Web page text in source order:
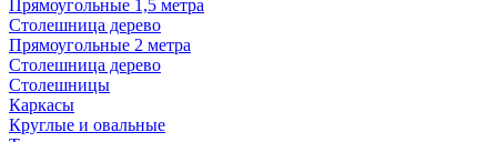
Прямоугольные 1,5 метра
Столешница дерево
Прямоугольные 2 метра
Столешница дерево
Столешницы
Каркасы
Круглые и овальные